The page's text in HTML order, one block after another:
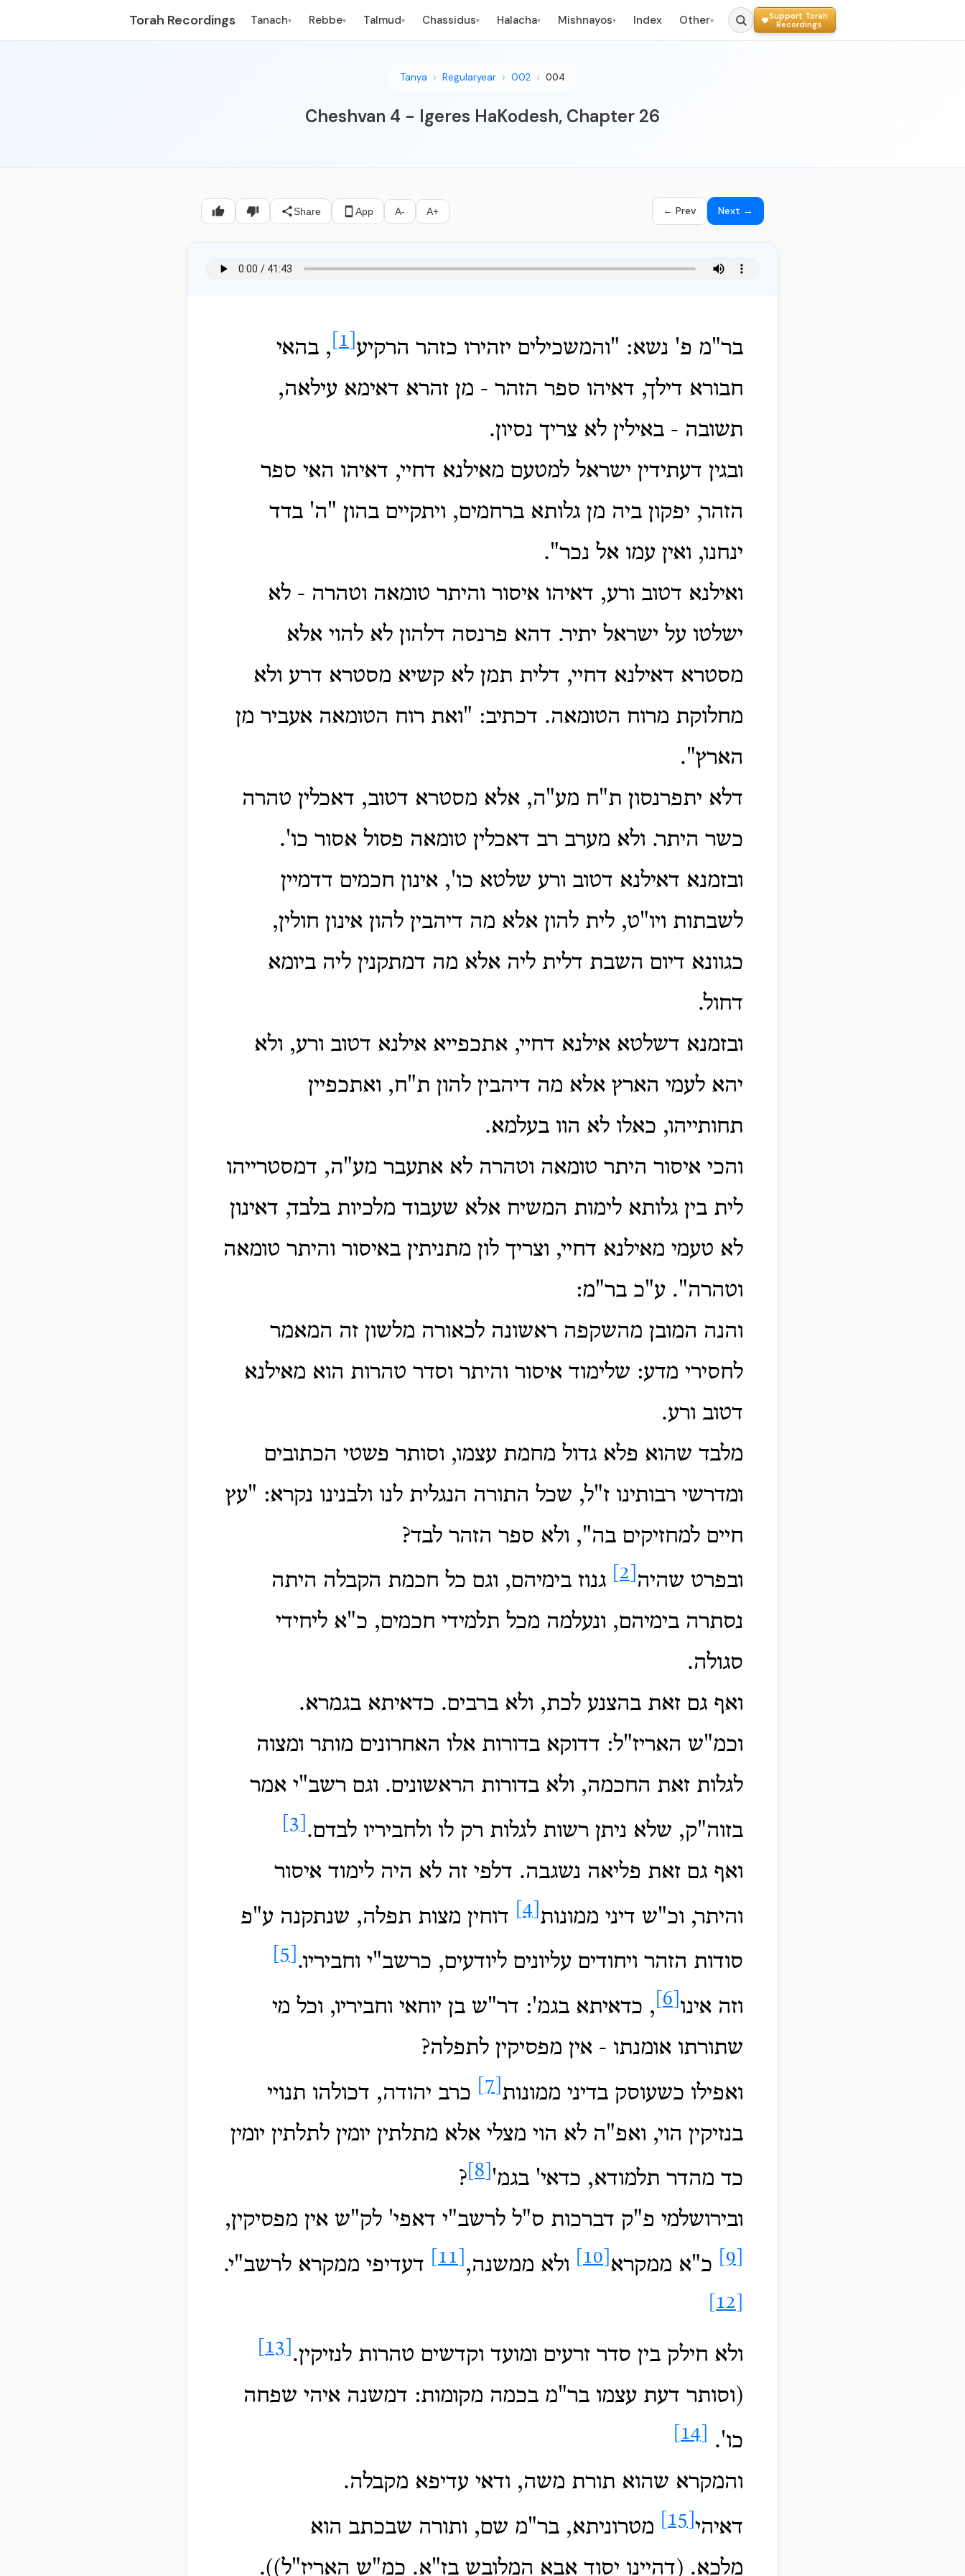
Torah Recordings Tanach▾ Rebbe▾ Talmud▾ Chassidus▾ Halacha▾ Mishnayos▾ Index Other▾
Support Torah
Recordings
Tanya Regularyear 002 004
Cheshvan 4 - Igeres HaKodesh, Chapter 26
Share App A- A+ ← Prev Next →
בר"מ פ' נשא: "והמשכילים יזהירו כזהר הרקיע
, בהאי
חבורא דילך, דאיהו ספר הזהר - מן זהרא דאימא עילאה,
תשובה - באילין לא צריך נסיון.
ובגין דעתידין ישראל למטעם מאילנא דחיי, דאיהו האי ספר
הזהר, יפקון ביה מן גלותא ברחמים, ויתקיים בהון "ה' בדד
ינחנו, ואין עמו אל נכר".
ואילנא דטוב ורע, דאיהו איסור והיתר טומאה וטהרה - לא
ישלטו על ישראל יתיר. דהא פרנסה דלהון לא להוי אלא
מסטרא דאילנא דחיי, דלית תמן לא קשיא מסטרא דרע ולא
מחלוקת מרוח הטומאה. דכתיב: "ואת רוח הטומאה אעביר מן
הארץ".
דלא יתפרנסון ת"ח מע"ה, אלא מסטרא דטוב, דאכלין טהרה
כשר היתר. ולא מערב רב דאכלין טומאה פסול אסור כו'.
ובזמנא דאילנא דטוב ורע שלטא כו', אינון חכמים דדמיין
לשבתות ויו"ט, לית להון אלא מה דיהבין להון אינון חולין,
כגוונא דיום השבת דלית ליה אלא מה דמתקנין ליה ביומא
דחול.
ובזמנא דשלטא אילנא דחיי, אתכפייא אילנא דטוב ורע, ולא
יהא לעמי הארץ אלא מה דיהבין להון ת"ח, ואתכפיין
תחותייהו, כאלו לא הוו בעלמא.
והכי איסור היתר טומאה וטהרה לא אתעבר מע"ה, דמסטרייהו
לית בין גלותא לימות המשיח אלא שעבוד מלכיות בלבד, דאינון
לא טעמי מאילנא דחיי, וצריך לון מתניתין באיסור והיתר טומאה
וטהרה". ע"כ בר"מ:
והנה המובן מהשקפה ראשונה לכאורה מלשון זה המאמר
לחסירי מדע: שלימוד איסור והיתר וסדר טהרות הוא מאילנא
דטוב ורע.
מלבד שהוא פלא גדול מחמת עצמו, וסותר פשטי הכתובים
ומדרשי רבותינו ז"ל, שכל התורה הנגלית לנו ולבנינו נקרא: "עץ
חיים למחזיקים בה", ולא ספר הזהר לבד?
ובפרט שהיה
גנוז בימיהם, וגם כל חכמת הקבלה היתה
נסתרה בימיהם, ונעלמה מכל תלמידי חכמים, כ"א ליחידי
סגולה.
ואף גם זאת בהצנע לכת, ולא ברבים. כדאיתא בגמרא.
וכמ"ש האריז"ל: דדוקא בדורות אלו האחרונים מותר ומצוה
לגלות זאת החכמה, ולא בדורות הראשונים. וגם רשב"י אמר
בזוה"ק, שלא ניתן רשות לגלות רק לו ולחביריו לבדם.
ואף גם זאת פליאה נשגבה. דלפי זה לא היה לימוד איסור
והיתר, וכ"ש דיני ממונות
דוחין מצות תפלה, שנתקנה ע"פ
סודות הזהר ויחודים עליונים ליודעים, כרשב"י וחביריו.
וזה אינו
, כדאיתא בגמ': דר"ש בן יוחאי וחביריו, וכל מי
שתורתו אומנתו - אין מפסיקין לתפלה?
ואפילו כשעוסק בדיני ממונות
כרב יהודה, דכולהו תנויי
בנזיקין הוי, ואפ"ה לא הוי מצלי אלא מתלתין יומין לתלתין יומין
כד מהדר תלמודא, כדאי' בגמ'
?
ובירושלמי פ"ק דברכות ס"ל לרשב"י דאפי' לק"ש אין מפסיקין,
כ"א ממקרא ולא ממשנה, דעדיפי ממקרא לרשב"י.
ולא חילק בין סדר זרעים ומועד וקדשים טהרות לנזיקין.
(וסותר דעת עצמו בר"מ בכמה מקומות: דמשנה איהי שפחה
כו'.
והמקרא שהוא תורת משה, ודאי עדיפא מקבלה.
דאיהי
מטרוניתא, בר"מ שם, ותורה שבכתב הוא
מלכא. (דהיינו יסוד אבא המלובש בז"א. כמ"ש האריז"ל)).